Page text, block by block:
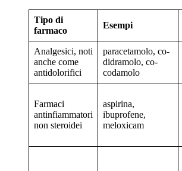
Tipo di
farmaco
Esempi
Analgesici, noti
anche come
antidolorifici
paracetamolo, co-
didramolo, co-
codamolo
Farmaci
antinfiammatori
non steroidei
aspirina,
ibuprofene,
meloxicam